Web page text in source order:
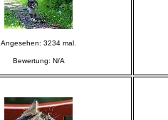
Angesehen: 3234 mal.
Bewertung: N/A